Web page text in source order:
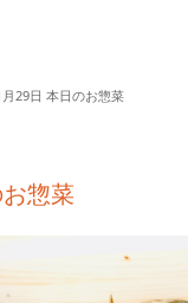
月29日 本日のお惣菜
惣菜